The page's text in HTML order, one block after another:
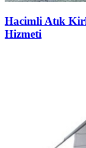
Hacimli Atık
Hizmeti